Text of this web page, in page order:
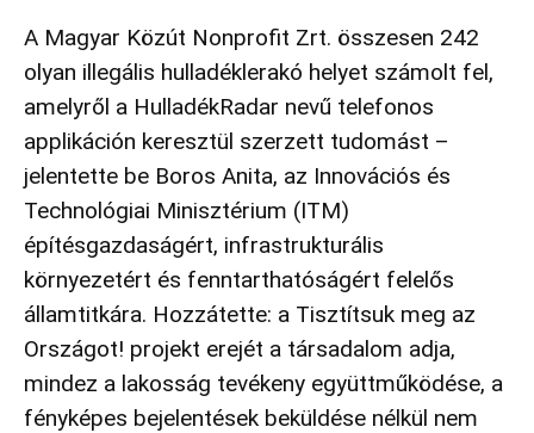
A Magyar Közút Nonprofit Zrt. összesen 242
olyan illegális hulladéklerakó helyet számolt fel,
amelyről a HulladékRadar nevű telefonos
applikáción keresztül szerzett tudomást –
jelentette be Boros Anita, az Innovációs és
Technológiai Minisztérium (ITM)
építésgazdaságért, infrastrukturális
környezetért és fenntarthatóságért felelős
államtitkára. Hozzátette: a Tisztítsuk meg az
Országot! projekt erejét a társadalom adja,
mindez a lakosság tevékeny együttműködése, a
fényképes bejelentések beküldése nélkül nem